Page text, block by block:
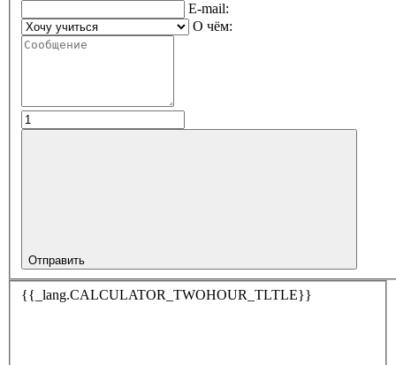
E-mail:
О чём:
Отправить
{{_lang.CALCULATOR_TWOHOUR_TLTLE}}